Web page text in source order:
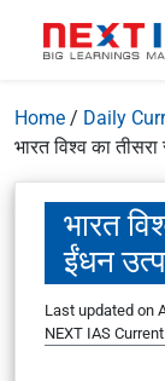
Home / Daily
भारत विश्व का
भारत
ईंधन
Last updated on
NEXT IAS